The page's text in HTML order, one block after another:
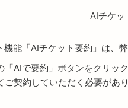
AIチケッ
機能「AIチケット要約」は、
「AIで要約」ボタンをクリッ
ご契約していただく必要があり